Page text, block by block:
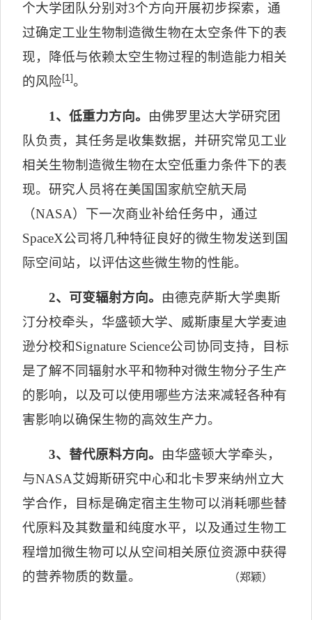
个大学团队分别对3个方向开展初步探索，通
过确定工业生物制造微生物在太空条件下的表
现，降低与依赖太空生物过程的制造能力相关
的风险[1]。
1、低重力方向。
由佛罗里达大学研究团
队负责，其任务是收集数据，并研究常见工业
相关生物制造微生物在太空低重力条件下的表
现。研究人员将在美国国家航空航天局
（NASA）下一次商业补给任务中，通过
SpaceX公司将几种特征良好的微生物发送到国
际空间站，以评估这些微生物的性能。
2、可变辐射方向。
由德克萨斯大学奥斯
汀分校牵头，华盛顿大学、威斯康星大学麦迪
逊分校和Signature Science公司协同支持，目标
是了解不同辐射水平和物种对微生物分子生产
的影响，以及可以使用哪些方法来减轻各种有
害影响以确保生物的高效生产力。
3、替代原料方向。
由华盛顿大学牵头，
与NASA艾姆斯研究中心和北卡罗来纳州立大
学合作，目标是确定宿主生物可以消耗哪些替
代原料及其数量和纯度水平，以及通过生物工
程增加微生物可以从空间相关原位资源中获得
的营养物质的数量。
（郑颖）